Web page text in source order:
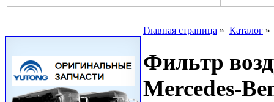
Главная страница » Каталог
Фильтр
Mercedes-